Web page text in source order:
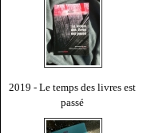
2019 - Le temps des livres est
passé